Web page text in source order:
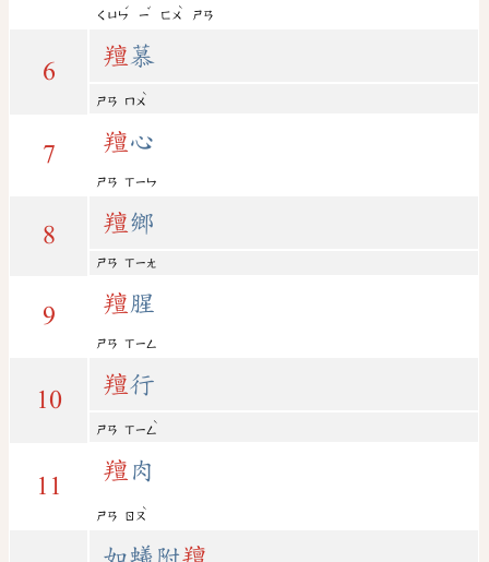
ㄑㄩㄣ
ˊ
ㄧ
ˇ
ㄈㄨ
ˋ
ㄕㄢ
6
羶慕
ㄕㄢ ㄇㄨ
ˋ
7 羶心
ㄕㄢ ㄒㄧㄣ
8 羶鄉
ㄕㄢ ㄒㄧㄤ
9 羶腥
ㄕㄢ ㄒㄧㄥ
10
羶行
ㄕㄢ ㄒㄧㄥ
ˋ
11
羶 肉
ㄕㄢ ㄖㄡ
ˋ
如蟻附羶